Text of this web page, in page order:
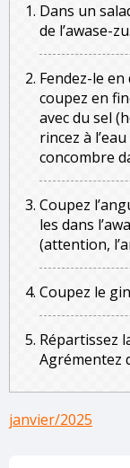
Dans un
de l’awase-zu.
Fendez-le
coupez en
avec du sel
rincez à
concombre
Coupez
les dans
(attention,
Coupez le
Répartissez
Agrémentez
janvier/2025